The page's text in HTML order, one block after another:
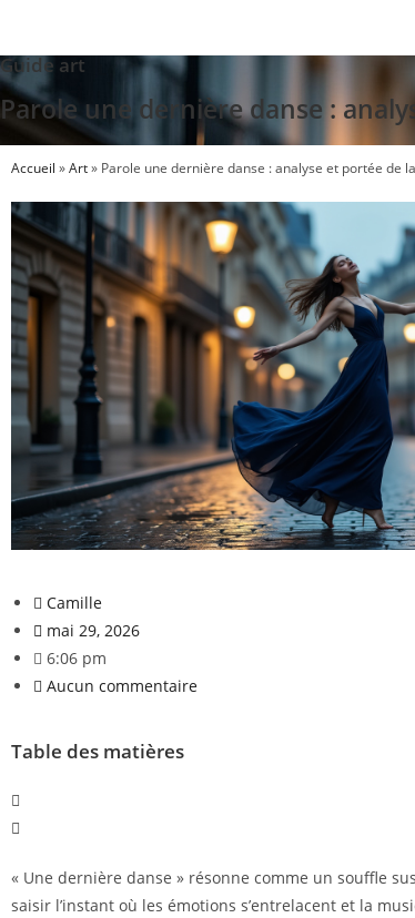
Guide art
Parole une dernière danse :
Accueil »Art» Parole une dernière danse : analyse et portée de
Camille
mai 29, 2026
6:06 pm
Aucun commentaire
Table des matières
« Une dernière danse » résonne comme un souffle
saisir l’instant où les émotions s’entrelacent et la